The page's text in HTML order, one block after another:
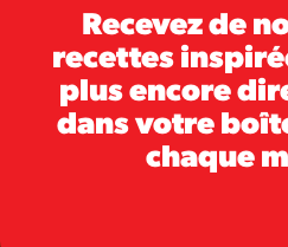
Recevez de
recettes
plus encore
dans votre
chaque